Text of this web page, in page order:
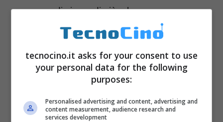
sapremo di sicuro di più a breve.
tecnocino.it asks for your consent to use
your personal data for the following
purposes:
Personalised advertising and content, advertising and
content measurement, audience research and
services development